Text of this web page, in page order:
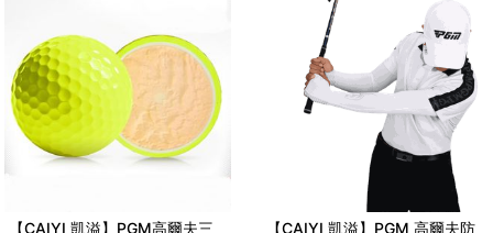
【CAIYI 凱溢】PGM高爾夫三 【CAIYI 凱溢】PGM 高爾夫防